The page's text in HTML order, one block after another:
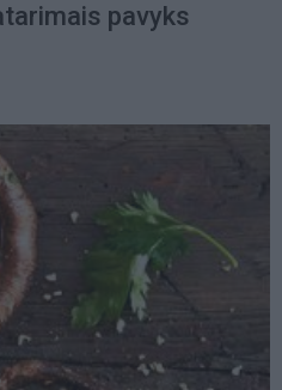
pavyks